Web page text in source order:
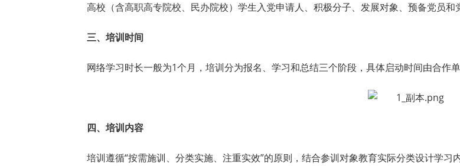
高校（含高职高专院校、民办院校）学生入党申请人、积极分子、发展对象、预备党员和
三、培训时间
网络学习时长一般为1个月，培训分为报名、学习和总结三个阶段，具体启动时间由合作
四、培训内容
培训遵循“按需施训、分类实施、注重实效”的原则，结合参训对象教育实际分类设计学